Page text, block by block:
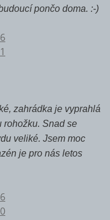
pončo doma. :-)
zahrádka je vyprahlá
rohožku. Snad se
veliké. Jsem moc
je pro nás letos